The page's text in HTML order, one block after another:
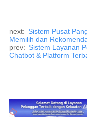
next: Sistem Pusat
Memilih dan
prev: Sistem Layanan
Chatbot & Platform